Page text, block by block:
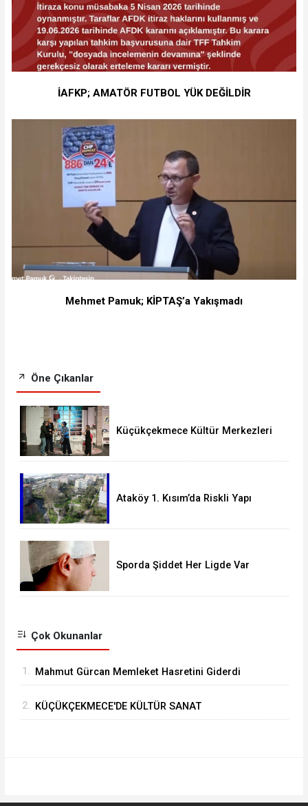
İAFKP; AMATÖR FUTBOL YÜK DEĞİLDİR
Mehmet Pamuk; KİPTAŞ’a Yakışmadı
Öne Çıkanlar
Küçükçekmece Kültür Merkezleri
Ataköy 1. Kısım’da Riskli Yapı
Sporda Şiddet Her Ligde Var
Çok Okunanlar
1. Mahmut Gürcan Memleket Hasretini Giderdi
2. KÜÇÜKÇEKMECE'DE KÜLTÜR SANAT